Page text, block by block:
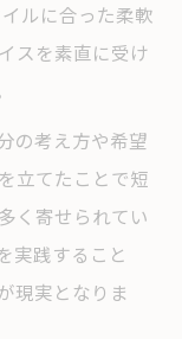
ルに合った柔軟
スを素直に受け
の考え方や希望
立てたことで短
く寄せられてい
実践すること
現実となりま